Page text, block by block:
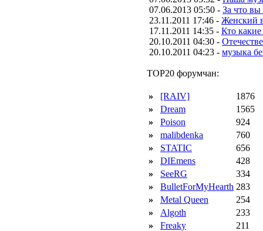
07.06.2013 05:50 - За что вы
23.11.2011 17:46 - Женский
17.11.2011 14:35 - Кто
20.10.2011 04:30 -
20.10.2011 04:23 - музыка
TOP20 форумчан:
» [RAIV]
1876
»
Dream
1565
»
Poison
924
»
malibdenka
760
»
STATIC
656
»
DIEmens
428
»
SeeRG
334
»
BulletForMyHearth 283
»
Metal Queen
254
»
Algoth
233
»
Freaky
211